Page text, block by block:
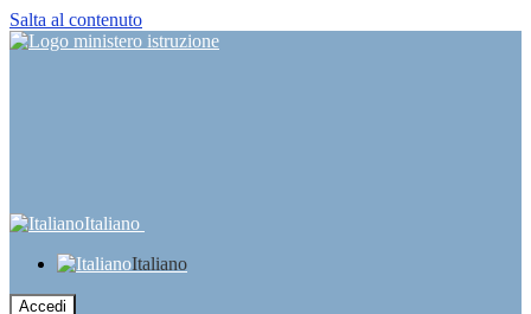
Salta al contenuto
Italiano
Italiano
Accedi